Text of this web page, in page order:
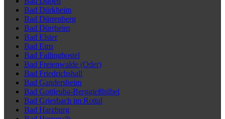
Bad Dürkheim
Bad Dürrenberg
Bad Dürrheim
Bad Elster
Bad Ems
Bad Fallingbostel
Bad Freienwalde (Oder)
Bad Friedrichshall
Bad Gandersheim
Bad Gottleuba-Berggießhübel
Bad Griesbach im Rottal
Bad Harzburg